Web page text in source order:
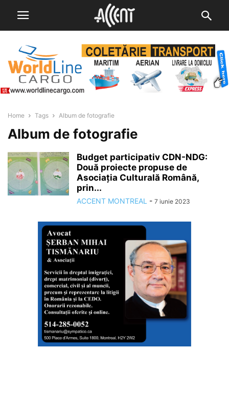
Home Tags Album de fotografie
Album de fotografie
Budget participativ CDN-NDG:
Două proiecte propuse de
Asociația Culturală Română,
prin...
ACCENT MONTREAL - 7 iunie 2023